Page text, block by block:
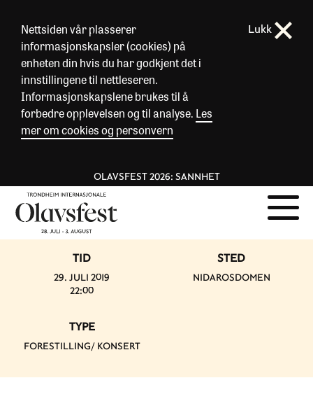
Nettsiden vår plasserer
informasjonskapsler (cookies) på
enheten din hvis du har godkjent det i
innstillingene til nettleseren.
Informasjonskapslene brukes til å
forbedre opplevelsen og til analyse. Les
mer om cookies og personvern
Lukk
OLAVSFEST 2026: SANNHET
TID
29. JULI 2019
22:00
STED
NIDAROSDOMEN
TYPE
FORESTILLING/ KONSERT